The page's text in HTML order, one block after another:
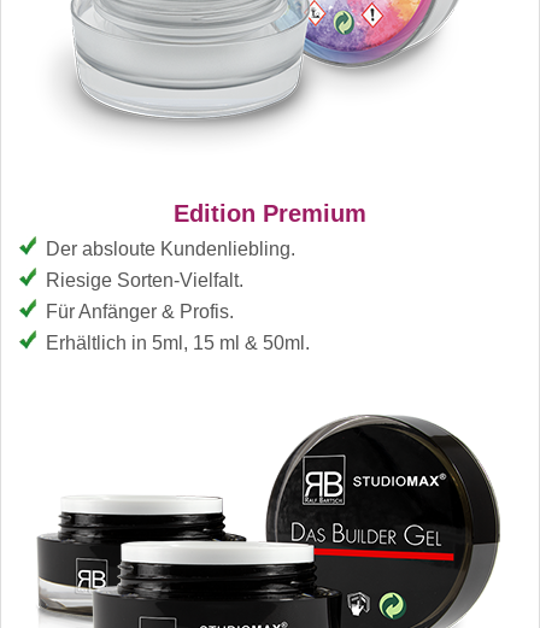
Edition Premium
Der absloute Kundenliebling.
Riesige Sorten-Vielfalt.
Für Anfänger & Profis.
Erhältlich in 5ml, 15 ml & 50ml.